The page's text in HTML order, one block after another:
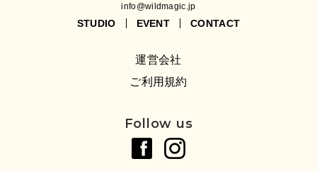
info@wildmagic.jp
STUDIO EVENT CONTACT
運営会社
ご利用規約
Follow us